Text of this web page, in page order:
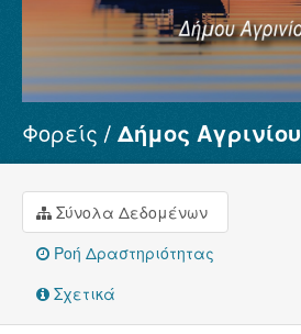
Σύνολα Δεδομένων
Φορείς
Ομάδες
Σχετικά
Φορείς Δήμος Αγρινίου
Σύνολα Δεδομένων
Ροή Δραστηριότητας
Σχετικά